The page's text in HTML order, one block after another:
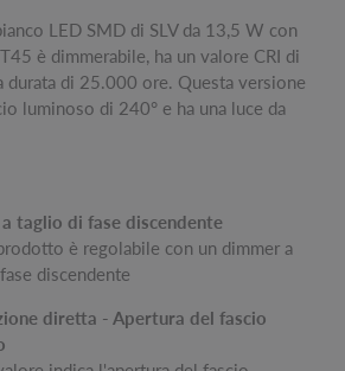
LED SMD di SLV da 13,5 W con
è dimmerabile, ha un valore CRI di
durata di 25.000 ore. Questa versione
luminoso di 240° e ha una luce da
taglio di fase discendente
è regolabile con un dimmer a
discendente
diretta - Apertura del fascio